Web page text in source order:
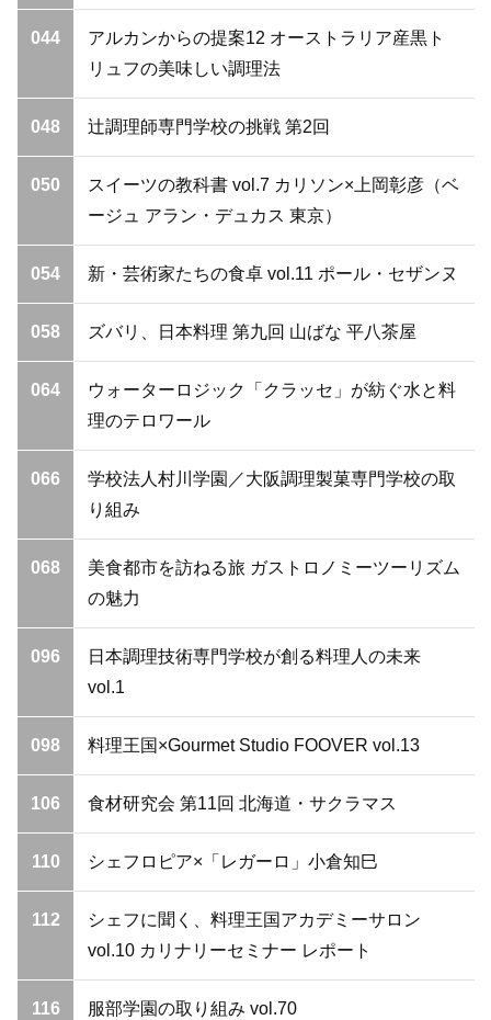
044
アルカンからの提案12 オーストラリア産黒ト
リュフの美味しい調理法
048 辻調理師専門学校の挑戦 第2回
050
スイーツの教科書 vol.7 カリソン×上岡彰彦（ベ
ージュ アラン・デュカス 東京）
054 新・芸術家たちの食卓 vol.11 ポール・セザンヌ
058 ズバリ、日本料理 第九回 山ばな 平八茶屋
064
ウォーターロジック「クラッセ」が紡ぐ水と料
理のテロワール
066
学校法人村川学園／大阪調理製菓専門学校の取
り組み
068
美食都市を訪ねる旅 ガストロノミーツーリズム
の魅力
096
日本調理技術専門学校が創る料理人の未来
vol.1
098 料理王国×Gourmet Studio FOOVER vol.13
106 食材研究会 第11回 北海道・サクラマス
110 シェフロピア×「レガーロ」小倉知巳
112
シェフに聞く、料理王国アカデミーサロン
vol.10 カリナリーセミナー レポート
116 服部学園の取り組み vol.70